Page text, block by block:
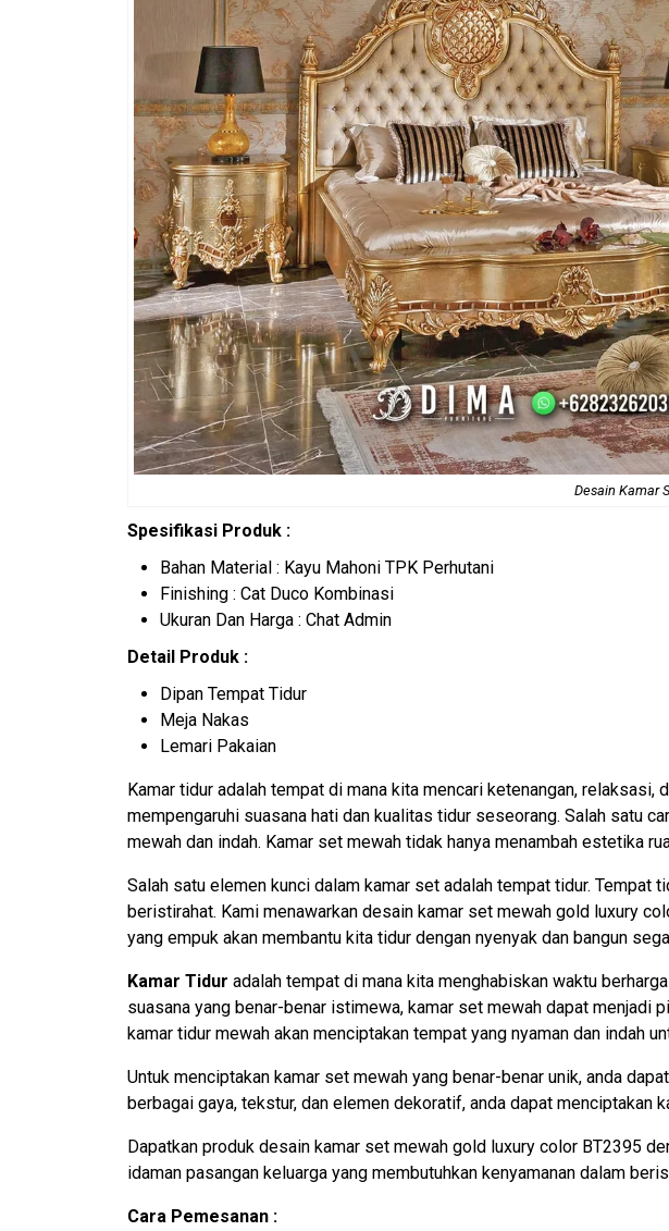
Desain Kamar
Spesifikasi Produk :
Bahan Material : Kayu Mahoni TPK Perhutani
Finishing : Cat Duco Kombinasi
Ukuran Dan Harga : Chat Admin
Detail Produk :
Dipan Tempat Tidur
Meja Nakas
Lemari Pakaian
Kamar tidur adalah tempat di mana kita mencari ketenangan,
mempengaruhi suasana hati dan kualitas tidur seseorang. Salah satu
mewah dan indah. Kamar set mewah tidak hanya menambah estetika
Salah satu elemen kunci dalam kamar set adalah tempat tidur. Tempat
beristirahat. Kami menawarkan desain kamar set mewah gold luxury
yang empuk akan membantu kita tidur dengan nyenyak dan bangun
Kamar Tidur adalah tempat di mana kita menghabiskan waktu
suasana yang benar-benar istimewa, kamar set mewah dapat menjadi
kamar tidur mewah akan menciptakan tempat yang nyaman dan indah
Untuk menciptakan kamar set mewah yang benar-benar unik, anda
berbagai gaya, tekstur, dan elemen dekoratif, anda dapat menciptakan
Dapatkan produk desain kamar set mewah gold luxury color BT2395
idaman pasangan keluarga yang membutuhkan kenyamanan dalam
Cara Pemesanan :